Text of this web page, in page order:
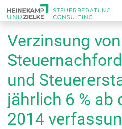
Verzinsung von
und
jährlich 6 % ab
2014